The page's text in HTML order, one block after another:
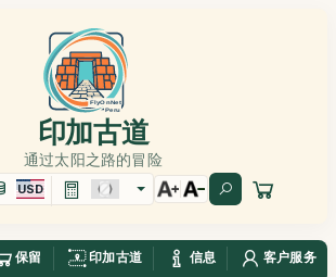
印加古道
通过太阳之路的冒险
USD
保留 印加古道 信息 客户服务